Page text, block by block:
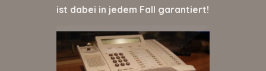
ist dabei in jedem Fall garantiert!